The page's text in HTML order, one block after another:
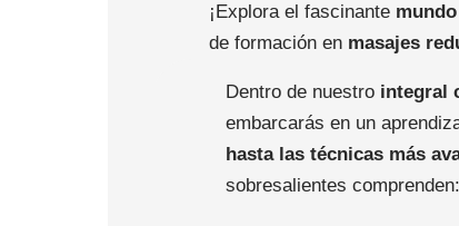
¡Explora el fascinantemundo
de formación en masajes
Dentro de nuestro integral
embarcarás en un
hasta las técnicas más
sobresalientes comprenden: